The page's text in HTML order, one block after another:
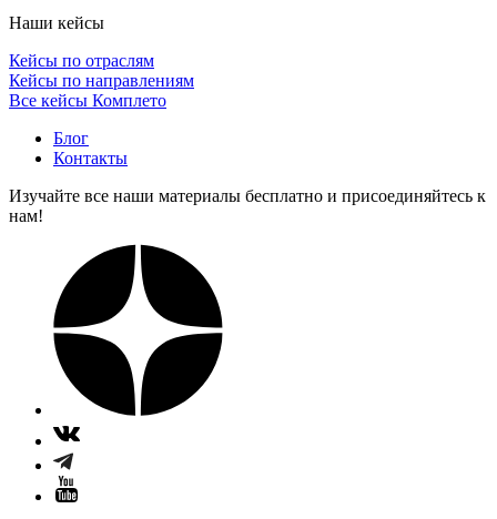
Наши кейсы
Кейсы по отраслям
Кейсы по направлениям
Все кейсы Комплето
Блог
Контакты
Изучайте все наши материалы бесплатно и присоединяйтесь к
нам!